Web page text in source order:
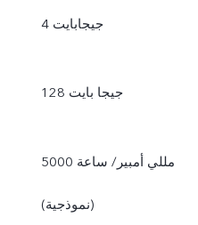
4 جيجابايت
128 جيجا بايت
5000 مللي أمبير/ ساعة
(نموذجية)